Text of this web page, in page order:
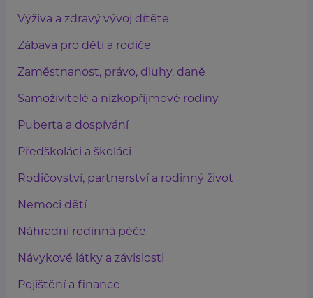
Výživa a zdravý vývoj dítěte
Zábava pro děti a rodiče
Zaměstnanost, právo, dluhy, daně
Samoživitelé a nízkopříjmové rodiny
Puberta a dospívání
Předškoláci a školáci
Rodičovství, partnerství a rodinný život
Nemoci dětí
Náhradní rodinná péče
Návykové látky a závislosti
Pojištění a finance